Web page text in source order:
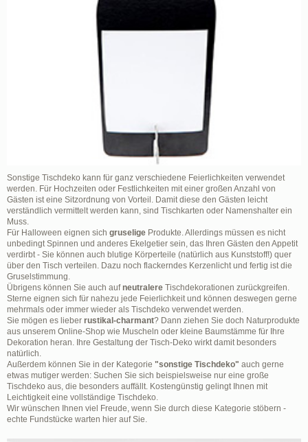
Sonstige Tischdeko kann für ganz verschiedene Feierlichkeiten verwendet
werden. Für Hochzeiten oder Festlichkeiten mit einer großen Anzahl von
Gästen ist eine Sitzordnung von Vorteil. Damit diese den Gästen leicht
verständlich vermittelt werden kann, sind Tischkarten oder Namenshalter ein
Muss.
Für Halloween eignen sich gruselige Produkte. Allerdings müssen es nicht
unbedingt Spinnen und anderes Ekelgetier sein, das Ihren Gästen den Appetit
verdirbt - Sie können auch blutige Körperteile (natürlich aus Kunststoff!) quer
über den Tisch verteilen. Dazu noch flackerndes Kerzenlicht und fertig ist die
Gruselstimmung.
Übrigens können Sie auch aufneutralere Tischdekorationen zurückgreifen.
Sterne eignen sich für nahezu jede Feierlichkeit und können deswegen gerne
mehrmals oder immer wieder als Tischdeko verwendet werden.
Sie mögen es lieber rustikal-charmant? Dann ziehen Sie doch Naturprodukte
aus unserem Online-Shop wie Muscheln oder kleine Baumstämme für Ihre
Dekoration heran. Ihre Gestaltung der Tisch-Deko wirkt damit besonders
natürlich.
Außerdem können Sie in der Kategorie "sonstige Tischdeko" auch gerne
etwas mutiger werden: Suchen Sie sich beispielsweise nur eine große
Tischdeko aus, die besonders auffällt. Kostengünstig gelingt Ihnen mit
Leichtigkeit eine vollständige Tischdeko.
Wir wünschen Ihnen viel Freude, wenn Sie durch diese Kategorie stöbern -
echte Fundstücke warten hier auf Sie.